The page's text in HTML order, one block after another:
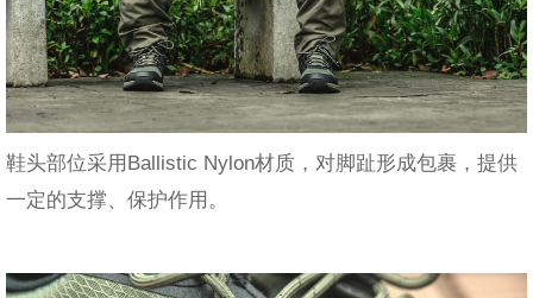
鞋头部位采用Ballistic Nylon材质，对脚趾形成包裹，提供
一定的支撑、保护作用。